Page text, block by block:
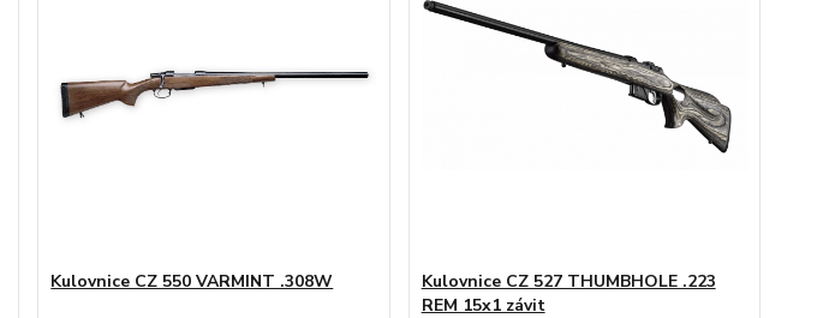
Kulovnice CZ 550 VARMINT .308W
Kulovnice CZ 527 THUMBHOLE .223
REM 15x1 závit